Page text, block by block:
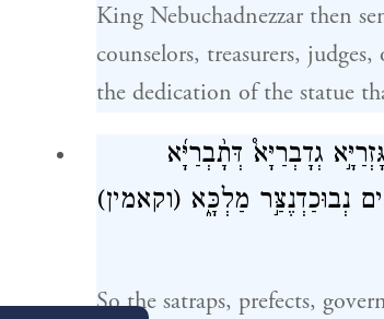
King Nebuchadnezzar then
counselors, treasurers,
the dedication of the statue
גְדָבְרַיָּא֩ דְּתָ֨בְרַיָּ֜א
נְבוּכַדְנֶצַּ֣ר מַלְכָּ֑א (וקאמין)
So the satraps, prefects,